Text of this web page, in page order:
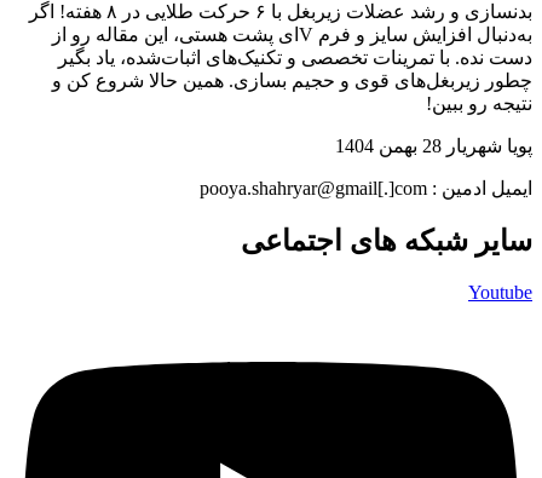
بدنسازی و رشد عضلات زیربغل با ۶ حرکت طلایی در ۸ هفته! اگر
به‌دنبال افزایش سایز و فرم Vای پشت هستی، این مقاله رو از
دست نده. با تمرینات تخصصی و تکنیک‌های اثبات‌شده، یاد بگیر
چطور زیربغل‌های قوی و حجیم بسازی. همین حالا شروع کن و
نتیجه رو ببین!
پویا شهریار 28 بهمن 1404
ایمیل ادمین : pooya.shahryar@gmail[.]com
سایر شبکه های اجتماعی
Youtube